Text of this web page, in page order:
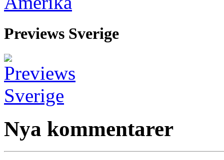
Previews Sverige
Nya kommentarer